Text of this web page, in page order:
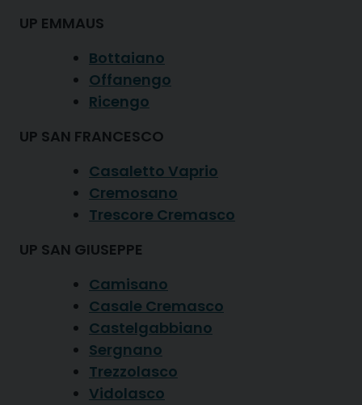
UP EMMAUS
Bottaiano
Offanengo
Ricengo
UP SAN FRANCESCO
Casaletto Vaprio
Cremosano
Trescore Cremasco
UP SAN GIUSEPPE
Camisano
Casale Cremasco
Castelgabbiano
Sergnano
Trezzolasco
Vidolasco